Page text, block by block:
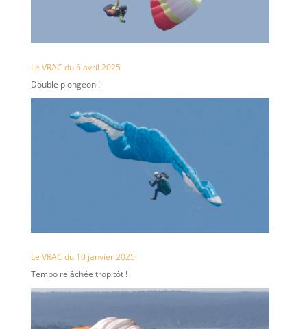
Le VRAC du 6 avril 2025
Double plongeon !
Le VRAC du 10 janvier 2025
Tempo relâchée trop tôt !